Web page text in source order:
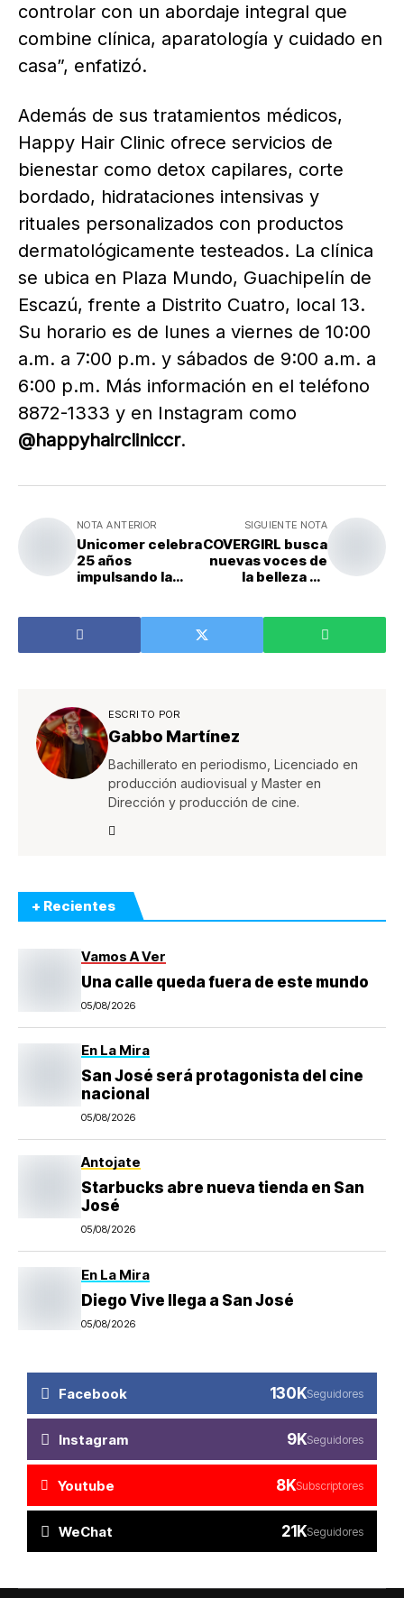
controlar con un abordaje integral que
combine clínica, aparatología y cuidado en
casa”, enfatizó.
Además de sus tratamientos médicos,
Happy Hair Clinic ofrece servicios de
bienestar como detox capilares, corte
bordado, hidrataciones intensivas y
rituales personalizados con productos
dermatológicamente testeados. La clínica
se ubica en Plaza Mundo, Guachipelín de
Escazú, frente a Distrito Cuatro, local 13.
Su horario es de lunes a viernes de 10:00
a.m. a 7:00 p.m. y sábados de 9:00 a.m. a
6:00 p.m. Más información en el teléfono
8872-1333 y en Instagram como
@happyhaircliniccr.
NOTA ANTERIOR
Unicomer celebra
25 años
impulsando la
innovación en el
retail
SIGUIENTE NOTA
COVERGIRL busca
nuevas voces de
la belleza en
ESCRITO POR
Gabbo Martínez
Bachillerato en periodismo, Licenciado en
producción audiovisual y Master en
Dirección y producción de cine.
+ Recientes
Vamos A Ver
Una calle queda fuera de este mundo
05/08/2026
En La Mira
San José será protagonista del cine
nacional
05/08/2026
Antojate
Starbucks abre nueva tienda en San
José
05/08/2026
En La Mira
Diego Vive llega a San José
05/08/2026
Facebook 130KSeguidores
Instagram 9KSeguidores
Youtube 8KSubscriptores
WeChat 21KSeguidores